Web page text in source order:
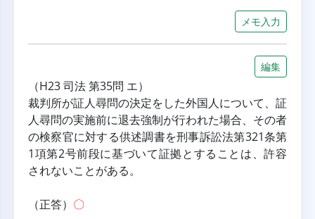
メモ入力
編集
（H23 司法 第35問 エ）
裁判所が証人尋問の決定をした外国人について、証
人尋問の実施前に退去強制が行われた場合、その者
の検察官に対する供述調書を刑事訴訟法第321条第
1項第2号前段に基づいて証拠とすることは、許容
されないことがある。
（正答） 〇